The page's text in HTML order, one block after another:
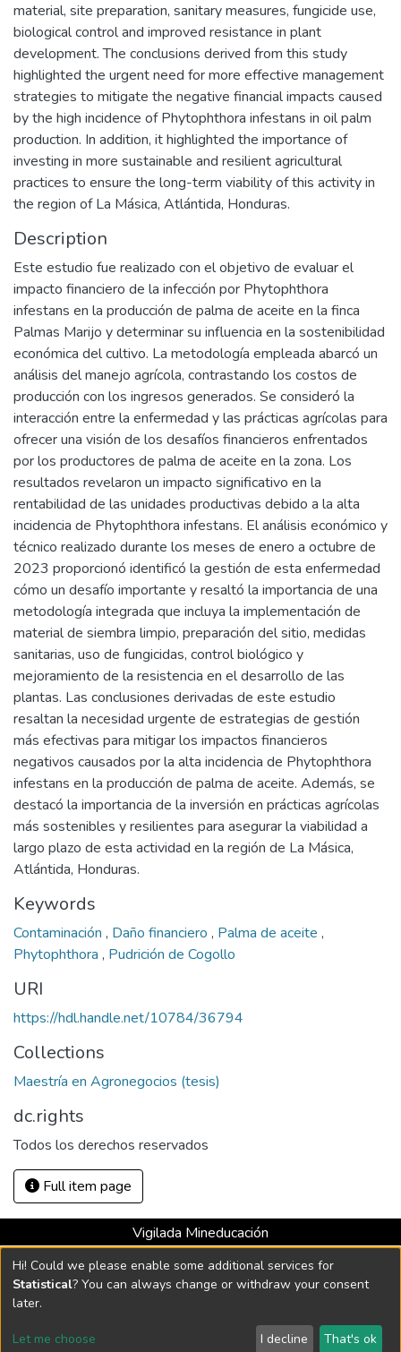
material, site preparation, sanitary measures, fungicide use,
biological control and improved resistance in plant
development. The conclusions derived from this study
highlighted the urgent need for more effective management
strategies to mitigate the negative financial impacts caused
by the high incidence of Phytophthora infestans in oil palm
production. In addition, it highlighted the importance of
investing in more sustainable and resilient agricultural
practices to ensure the long-term viability of this activity in
the region of La Másica, Atlántida, Honduras.
Description
Este estudio fue realizado con el objetivo de evaluar el
impacto financiero de la infección por Phytophthora
infestans en la producción de palma de aceite en la finca
Palmas Marijo y determinar su influencia en la sostenibilidad
económica del cultivo. La metodología empleada abarcó un
análisis del manejo agrícola, contrastando los costos de
producción con los ingresos generados. Se consideró la
interacción entre la enfermedad y las prácticas agrícolas para
ofrecer una visión de los desafíos financieros enfrentados
por los productores de palma de aceite en la zona. Los
resultados revelaron un impacto significativo en la
rentabilidad de las unidades productivas debido a la alta
incidencia de Phytophthora infestans. El análisis económico y
técnico realizado durante los meses de enero a octubre de
2023 proporcionó identificó la gestión de esta enfermedad
cómo un desafío importante y resaltó la importancia de una
metodología integrada que incluya la implementación de
material de siembra limpio, preparación del sitio, medidas
sanitarias, uso de fungicidas, control biológico y
mejoramiento de la resistencia en el desarrollo de las
plantas. Las conclusiones derivadas de este estudio
resaltan la necesidad urgente de estrategias de gestión
más efectivas para mitigar los impactos financieros
negativos causados por la alta incidencia de Phytophthora
infestans en la producción de palma de aceite. Además, se
destacó la importancia de la inversión en prácticas agrícolas
más sostenibles y resilientes para asegurar la viabilidad a
largo plazo de esta actividad en la región de La Másica,
Atlántida, Honduras.
Keywords
Contaminación , Daño financiero , Palma de aceite ,
Phytophthora , Pudrición de Cogollo
URI
https://hdl.handle.net/10784/36794
Collections
Maestría en Agronegocios (tesis)
dc.rights
Todos los derechos reservados
Full item page
Vigilada Mineducación
Universidad con Acreditación Institucional hasta 2026 -
Resolución MEN 2158 de 2018
DSpace software copyright © 2002-2026 LYRASIS
Hi! Could we please enable some additional services for
Statistical? You can always change or withdraw your consent
later.
Let me choose I decline That's ok